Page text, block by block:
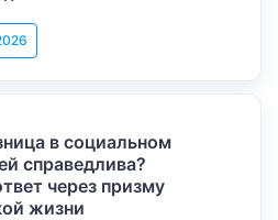
в социальном
справедлива?
через призму
жизни